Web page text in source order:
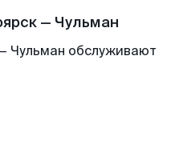
— Чульман
Чульман обслуживают